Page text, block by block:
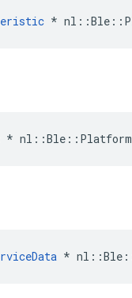
*
*
*